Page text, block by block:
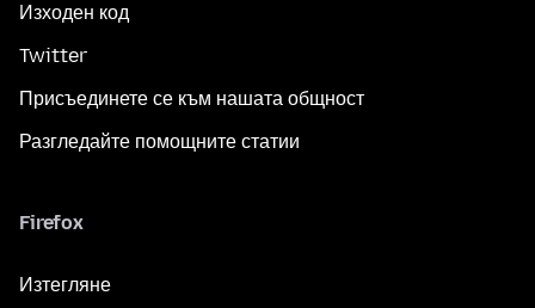
Изходен код
Twitter
Присъединете се към нашата общност
Разгледайте помощните статии
Firefox
Изтегляне